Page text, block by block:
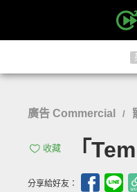
廣告 Commercial /
收藏 「
分享給好友：